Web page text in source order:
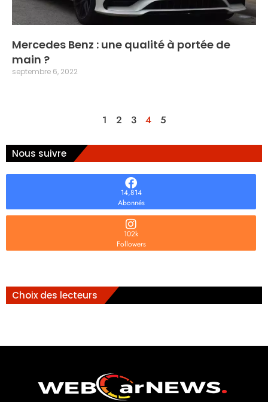
Mercedes Benz : une qualité à portée de
main ?
septembre 6, 2022
1 2 3 4 5
Nous suivre
14,814
Abonnés
102k
Followers
Choix des lecteurs